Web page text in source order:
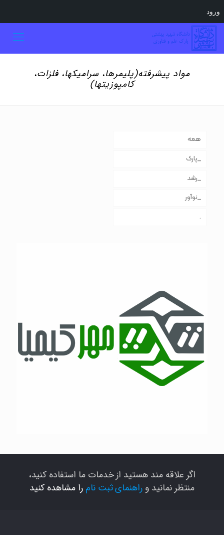
مواد پیشرفته(پلیمرها، سرامیکها، فلزات،
کامپوزیتها)
همه
_پارک
_رشد
_نوآور
.
اگر علاقه مند هستید از خدمات ما استفاده کنید،
منتظر نمانید و راهنمای ثبت نام را مشاهده کنید
ورود